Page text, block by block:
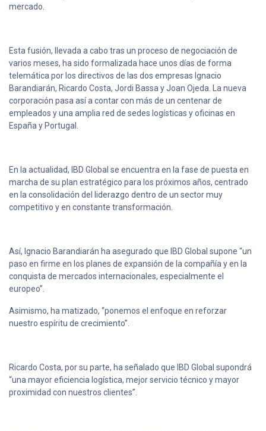
mercado.
Esta fusión, llevada a cabo tras un proceso de negociación de
varios meses, ha sido formalizada hace unos días de forma
telemática por los directivos de las dos empresas Ignacio
Barandiarán, Ricardo Costa, Jordi Bassa y Joan Ojeda. La nueva
corporación pasa así a contar con más de un centenar de
empleados y una amplia red de sedes logísticas y oficinas en
España y Portugal.
En la actualidad, IBD Global se encuentra en la fase de puesta en
marcha de su plan estratégico para los próximos años, centrado
en la consolidación del liderazgo dentro de un sector muy
competitivo y en constante transformación.
Así, Ignacio Barandiarán ha asegurado que IBD Global supone “un
paso en firme en los planes de expansión de la compañía y en la
conquista de mercados internacionales, especialmente el
europeo”.
Asimismo, ha matizado, “ponemos el enfoque en reforzar
nuestro espíritu de crecimiento”.
Ricardo Costa, por su parte, ha señalado que IBD Global supondrá
“una mayor eficiencia logística, mejor servicio técnico y mayor
proximidad con nuestros clientes”.